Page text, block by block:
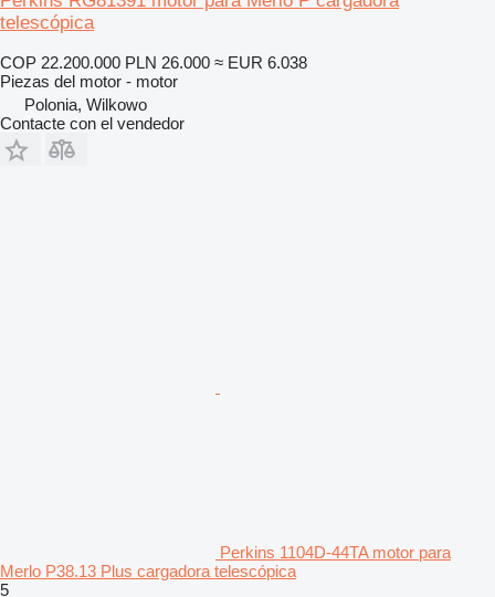
telescópica
COP 22.200.000 PLN 26.000 ≈ EUR 6.038
Piezas del motor - motor
Polonia, Wilkowo
Contacte con el vendedor
Perkins 1104D-44TA motor para
Merlo P38.13 Plus cargadora telescópica
5